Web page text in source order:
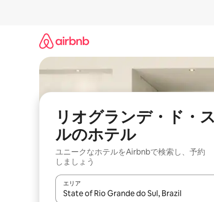
リオグランデ・ド・ス
ルのホ⁠テ⁠ル
ユニークなホ⁠テ⁠ル⁠をAirbnb⁠で検⁠索⁠し⁠、予⁠約
し⁠ま⁠し⁠ょ⁠う
エリア
検索結果が表示されたら、上下の矢印キーを使